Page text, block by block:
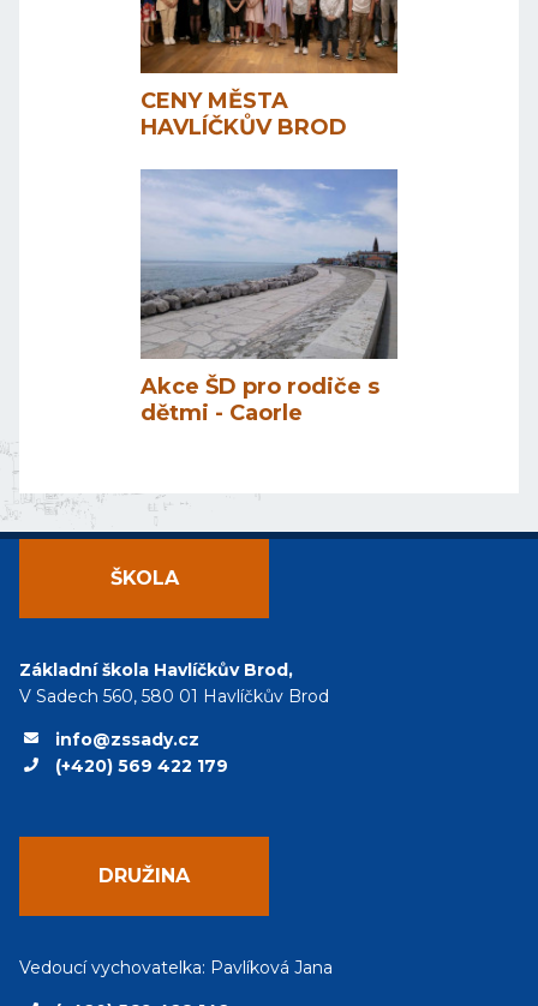
CENY MĚSTA
HAVLÍČKŮV BROD
Akce ŠD pro rodiče s
dětmi - Caorle
ŠKOLA
Základní škola Havlíčkův Brod,
V Sadech 560, 580 01 Havlíčkův Brod
info@zssady.cz
(+420) 569 422 179
DRUŽINA
Vedoucí vychovatelka: Pavlíková Jana